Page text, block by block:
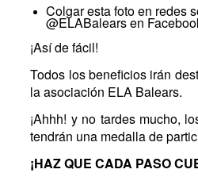
Colgar esta foto en redes
@ELABalears en
¡Así de fácil!
Todos los beneficios irán
la asociación ELA Balears.
¡Ahhh! y no tardes mucho,
tendrán una medalla de
¡HAZ QUE CADA PASO